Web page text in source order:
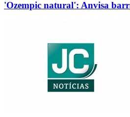
'Ozempic natural': Anvisa